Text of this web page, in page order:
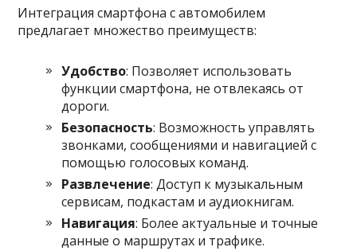
Интеграция смартфона с автомобилем
предлагает множество преимуществ:
Удобство: Позволяет использовать
функции смартфона, не отвлекаясь от
дороги.
Безопасность: Возможность управлять
звонками, сообщениями и навигацией с
помощью голосовых команд.
Развлечение: Доступ к музыкальным
сервисам, подкастам и аудиокнигам.
Навигация: Более актуальные и точные
данные о маршрутах и трафике.